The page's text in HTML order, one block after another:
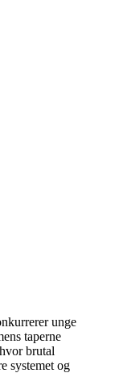
unge
taperne
brutal
systemet og